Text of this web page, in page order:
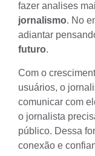
fazer analises
jornalismo. No
adiantar
futuro.
Com o
usuários, o
comunicar com
o jornalista
público. Dessa
conexão e